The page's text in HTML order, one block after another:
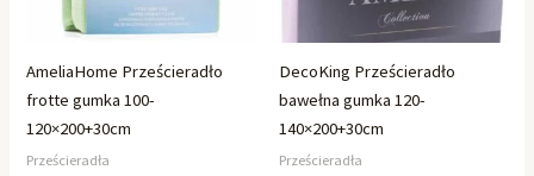
AmeliaHome Prześcieradło
frotte gumka 100-
120×200+30cm
Prześcieradła
DecoKing Prześcieradło
bawełna gumka 120-
140×200+30cm
Prześcieradła